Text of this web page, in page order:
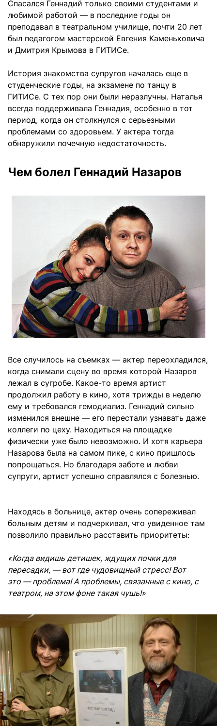
Спасался Геннадий только своими студентами и
любимой работой — в последние годы он
преподавал в театральном училище, почти 20 лет
был педагогом мастерской Евгения Каменьковича
и Дмитрия Крымова в ГИТИСе.
История знакомства супругов началась еще в
студенческие годы, на экзамене по танцу в
ГИТИСе. С тех пор они были неразлучны. Наталья
всегда поддерживала Геннадия, особенно в тот
период, когда он столкнулся с серьезными
проблемами со здоровьем. У актера тогда
обнаружили почечную недостаточность.
Чем болел Геннадий Назаров
Все случилось на съемках — актер переохладился,
когда снимали сцену во время которой Назаров
лежал в сугробе. Какое-то время артист
продолжил работу в кино, хотя трижды в неделю
ему и требовался гемодиализ. Геннадий сильно
изменился внешне — его перестали узнавать даже
коллеги по цеху. Находиться на площадке
физически уже было невозможно. И хотя карьера
Назарова была на самом пике, с кино пришлось
попрощаться. Но благодаря заботе и любви
супруги, артист успешно справлялся с болезнью.
Находясь в больнице, актер очень сопереживал
больным детям и подчеркивал, что увиденное там
позволило правильно расставить приоритеты:
«Когда видишь детишек, ждущих почки для
пересадки, — вот где чудовищный стресс! Вот
это — проблема! А проблемы, связанные с кино, с
театром, на этом фоне такая чушь!»